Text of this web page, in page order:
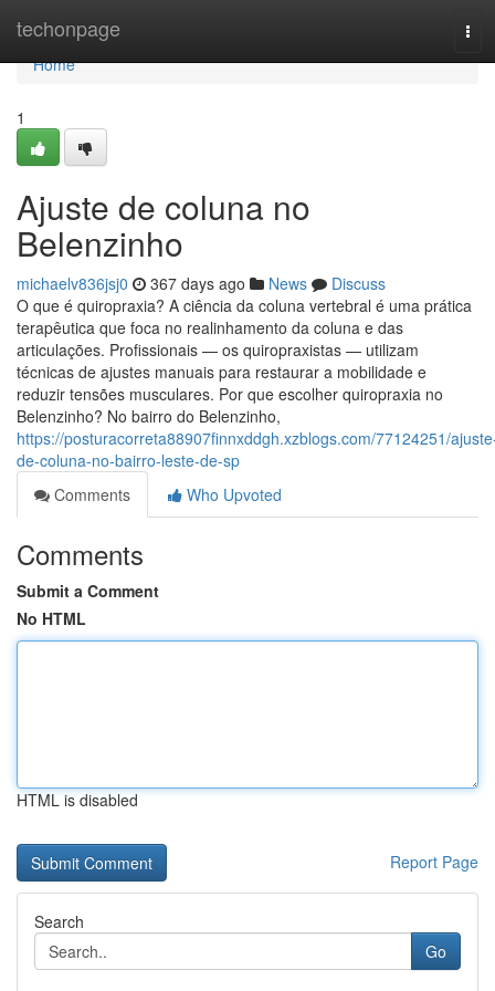
techonpage
Home
Home
1
Ajuste de coluna no
Belenzinho
michaelv836jsj0 367 days ago News
Discuss
O que é quiropraxia? A ciência da coluna vertebral é uma prática
terapêutica que foca no realinhamento da coluna e das
articulações. Profissionais — os quiropraxistas — utilizam
técnicas de ajustes manuais para restaurar a mobilidade e
reduzir tensões musculares. Por que escolher quiropraxia no
Belenzinho? No bairro do Belenzinho,
https://posturacorreta88907finnxddgh.xzblogs.com/77124251/
de-coluna-no-bairro-leste-de-sp
Comments
Who Upvoted
Comments
Submit a Comment
No HTML
HTML is disabled
Report Page
Search
Go